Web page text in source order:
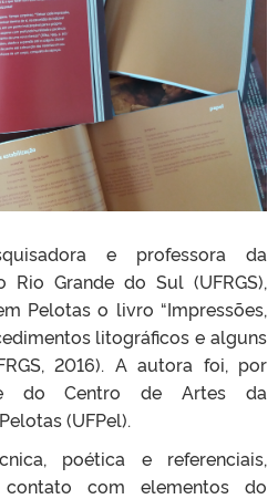
e professora da
Rio Grande do Sul (UFRGS),
Pelotas o livro “Impressões,
litográficos e alguns
2016). A autora foi, por
do Centro de Artes da
(UFPel).
poética e referenciais,
com elementos do